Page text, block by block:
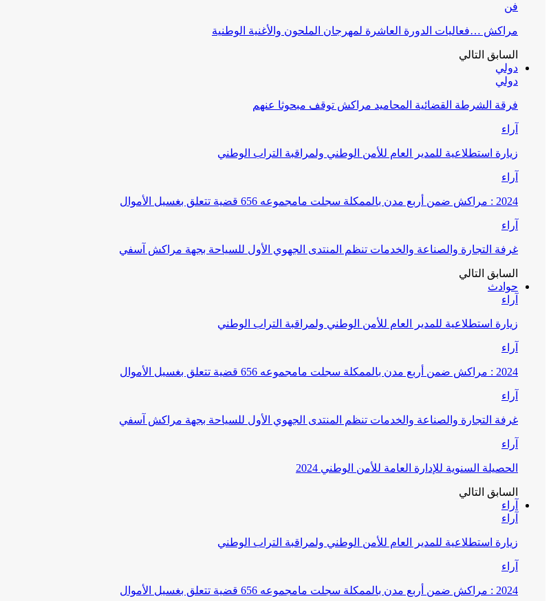
فن
مراكش …فعاليات الدورة العاشرة لمهرجان الملحون والأغنية الوطنية
السابق التالي
دولي
دولي
فرقة الشرطة القضائية المحاميد مراكش توقف مبحوثا عنهم
آراء
زيارة استطلاعية للمدير العام للأمن الوطني ولمراقبة التراب الوطني
آراء
2024 : مراكش ضمن أربع مدن بالممكلة سجلت مامجموعه 656 قضية تتعلق بغسيل الأموال
آراء
غرفة التجارة والصناعة والخدمات تنظم المنتدى الجهوي الأول للسياحة بجهة مراكش آسفي
السابق التالي
حوادث
آراء
زيارة استطلاعية للمدير العام للأمن الوطني ولمراقبة التراب الوطني
آراء
2024 : مراكش ضمن أربع مدن بالممكلة سجلت مامجموعه 656 قضية تتعلق بغسيل الأموال
آراء
غرفة التجارة والصناعة والخدمات تنظم المنتدى الجهوي الأول للسياحة بجهة مراكش آسفي
آراء
الحصيلة السنوية للإدارة العامة للأمن الوطني 2024
السابق التالي
آراء
آراء
زيارة استطلاعية للمدير العام للأمن الوطني ولمراقبة التراب الوطني
آراء
2024 : مراكش ضمن أربع مدن بالممكلة سجلت مامجموعه 656 قضية تتعلق بغسيل الأموال